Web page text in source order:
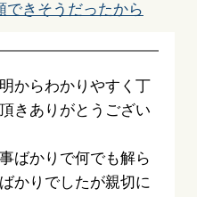
できそうだったから
からわかりやすく丁
きありがとうござい
ばかりで何でも解ら
かりでしたが親切に